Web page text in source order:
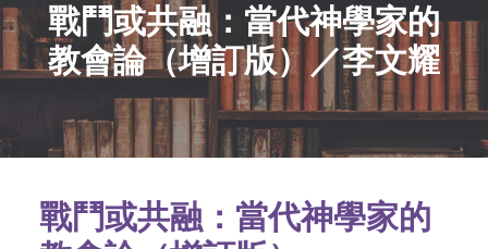
戰鬥或共融：當代神學家的
教會論（增訂版）／李文耀
戰鬥或共融：當代神學家的